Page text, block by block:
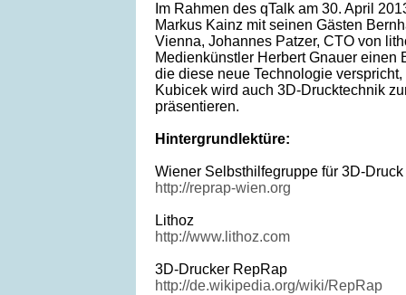
Im Rahmen des qTalk am 30. April
Markus Kainz mit seinen Gästen
Vienna, Johannes Patzer, CTO von
Medienkünstler Herbert Gnauer einen
die diese neue Technologie
Kubicek wird auch 3D-Drucktechnik
präsentieren.
Hintergrundlektüre:
Wiener Selbsthilfegruppe für 3D-Druck
http://reprap-wien.org
Lithoz
http://www.lithoz.com
3D-Drucker RepRap
http://de.wikipedia.org/wiki/RepRap